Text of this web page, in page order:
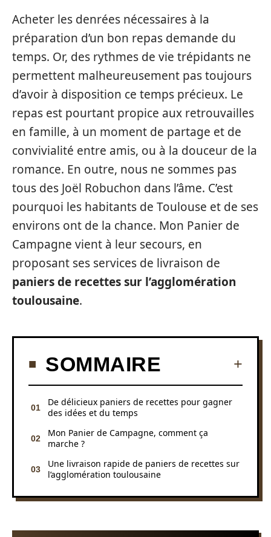
Acheter les denrées nécessaires à la
préparation d’un bon repas demande du
temps. Or, des rythmes de vie trépidants ne
permettent malheureusement pas toujours
d’avoir à disposition ce temps précieux. Le
repas est pourtant propice aux retrouvailles
en famille, à un moment de partage et de
convivialité entre amis, ou à la douceur de la
romance. En outre, nous ne sommes pas
tous des Joël Robuchon dans l’âme. C’est
pourquoi les habitants de Toulouse et de ses
environs ont de la chance. Mon Panier de
Campagne vient à leur secours, en
proposant ses services de livraison de
paniers de recettes sur l’agglomération
toulousaine.
SOMMAIRE
De délicieux paniers de recettes pour gagner
des idées et du temps
Mon Panier de Campagne, comment ça
marche ?
Une livraison rapide de paniers de recettes sur
l’agglomération toulousaine